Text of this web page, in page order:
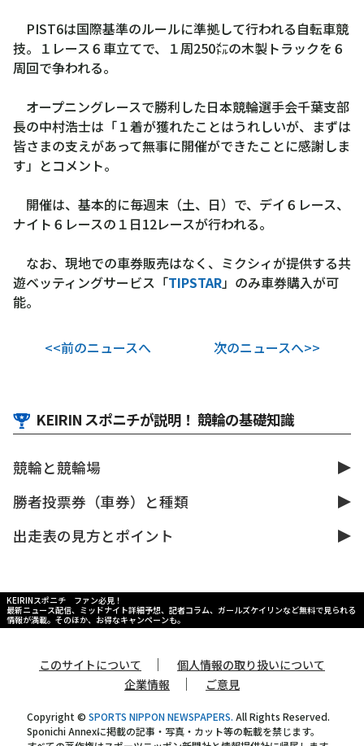
PIST6は国際基準のルールに準拠して行われる自転車競
技。１レース６車立てで、１周250㍍の木製トラックを６
周回で争われる。
オープニングレースで勝利した日本競輪選手会千葉支部
長の中村浩士は「１着が獲れたことはうれしいが、まずは
皆さまの支えがあって無事に開催ができたことに感謝しま
す」とコメント。
開催は、基本的に毎週末（土、日）で、デイ６レース、
ナイト６レースの１日12レースが行われる。
なお、現地での車券販売はなく、ミクシィが提供する共
遊ベッティングサービス「TIPSTAR」のみ車券購入が可
能。
<<前のニュースへ 次のニュースへ>>
KEIRIN スポニチが説明！ 競輪の基礎知識
競輪と競輪場
勝者投票券（車券）と種類
出走表の見方とポイント
KEIRINスポニチ ファン必見！
最新ニュース配信、ミッドナイト詳細予想、記者コラム、ガールズケイリンなど無料で見られる
情報が満載。そのほか、お得なキャンペーンも。
このサイトについて ｜
個人情報の取り扱いについて
企業情報
｜ ご意見
Copyright © SPORTS NIPPON NEWSPAPERS. All Rights Reserved.
Sponichi Annexに掲載の記事・写真・カット等の転載を禁じます。